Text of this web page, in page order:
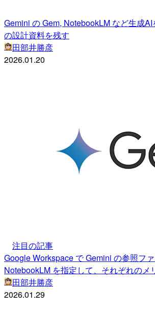
Gemini の Gem, NotebookLM など生成
の設計資料を残す
田部井勝彦
2026.01.20
注目の記事
Google Workspace で Gemini の参照フ
NotebookLM を指定して、それぞれのメ
田部井勝彦
2026.01.29